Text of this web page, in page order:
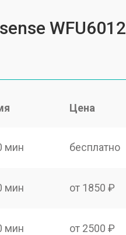
WFU6012
Цена
мин бесплатно
мин от 1850 ₽
мин от 2500 ₽